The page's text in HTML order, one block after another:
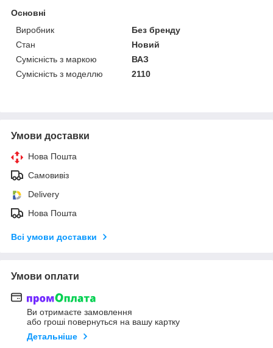
Основні
Виробник
Без бренду
Стан
Новий
Сумісність з маркою
ВАЗ
Сумісність з моделлю
2110
Умови доставки
Нова Пошта
Самовивіз
Delivery
Нова Пошта
Всі умови доставки
Умови оплати
Ви отримаєте замовлення
або гроші повернуться на вашу картку
Детальніше